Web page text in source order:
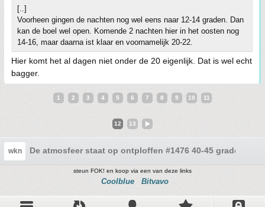
[..]
Voorheen gingen de nachten nog wel eens naar 12-14 graden. Dan
kan de boel wel open. Komende 2 nachten hier in het oosten nog
14-16, maar daarna ist klaar en voornamelijk 20-22.
Hier komt het al dagen niet onder de 20 eigenlijk. Dat is wel echt
bagger.
1 2 3 4 5 6 7 8 9 10 11
12 13
wkn De atmosfeer staat op ontploffen #1476 40-45 graden
steun FOK! en koop via een van deze links
Coolblue Bitvavo